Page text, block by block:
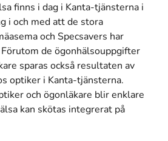
finns i dag i Kanta-tjänsterna i
i och med att de stora
och Specsavers har
de ögonhälsouppgifter
sparas också resultaten av
optiker i Kanta-tjänsterna.
och ögonläkare blir enklare
kan skötas integrerat på